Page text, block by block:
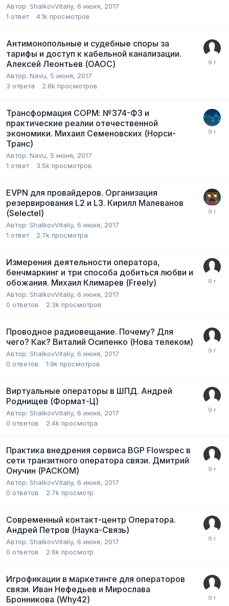
Автор: ShalkovVitaliy, 6 июня, 2017
1 ответ 4.1k просмотров
Антимонопольные и судебные споры за
тарифы и доступ к кабельной канализации.
Алексей Леонтьев (ОАОС)
Автор: Navu, 5 июня, 2017
3 ответа 2.8k просмотров
Трансформация СОРМ: №374-ФЗ и
практические реалии отечественной
экономики. Михаил Семеновских (Норси-
Транс)
Автор: Navu, 5 июня, 2017
1 ответ 3.5k просмотров
EVPN для провайдеров. Организация
резервирования L2 и L3. Кирилл Малеванов
(Selectel)
Автор: ShalkovVitaliy, 6 июня, 2017
1 ответ 2.7k просмотра
Измерения деятельности оператора,
бенчмаркинг и три способа добиться любви и
обожания. Михаил Климарев (Freely)
Автор: ShalkovVitaliy, 6 июня, 2017
0 ответов 2.3k просмотров
Проводное радиовещание. Почему? Для
чего? Как? Виталий Осипенко (Нова телеком)
Автор: ShalkovVitaliy, 6 июня, 2017
0 ответов 1.9k просмотров
Виртуальные операторы в ШПД. Андрей
Роднищев (Формат-Ц)
Автор: ShalkovVitaliy, 6 июня, 2017
0 ответов 2.4k просмотра
Практика внедрения сервиса BGP Flowspec в
сети транзитного оператора связи. Дмитрий
Онучин (РАСКОМ)
Автор: ShalkovVitaliy, 6 июня, 2017
0 ответов 2.7k просмотр
Современный контакт-центр Оператора.
Андрей Петров (Наука-Связь)
Автор: ShalkovVitaliy, 6 июня, 2017
0 ответов 2.6k просмотр
Игрофикации в маркетинге для операторов
связи. Иван Нефедьев и Мирослава
Бронникова (Why42)